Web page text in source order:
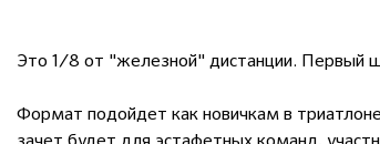
Это 1/8 от "железной" дистанции. Первый
Формат подойдет как новичкам в